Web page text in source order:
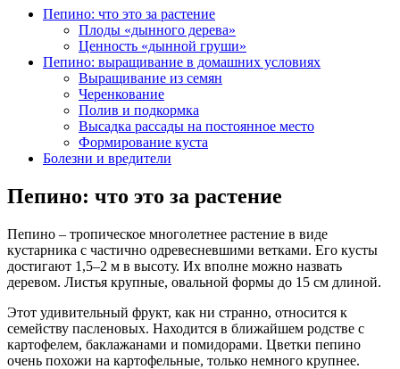
Пепино: что это за растение
Плоды «дынного дерева»
Ценность «дынной груши»
Пепино: выращивание в домашних условиях
Выращивание из семян
Черенкование
Полив и подкормка
Высадка рассады на постоянное место
Формирование куста
Болезни и вредители
Пепино: что это за растение
Пепино – тропическое многолетнее растение в виде
кустарника с частично одревесневшими ветками. Его кусты
достигают 1,5–2 м в высоту. Их вполне можно назвать
деревом. Листья крупные, овальной формы до 15 см длиной.
Этот удивительный фрукт, как ни странно, относится к
семейству пасленовых. Находится в ближайшем родстве с
картофелем, баклажанами и помидорами. Цветки пепино
очень похожи на картофельные, только немного крупнее.